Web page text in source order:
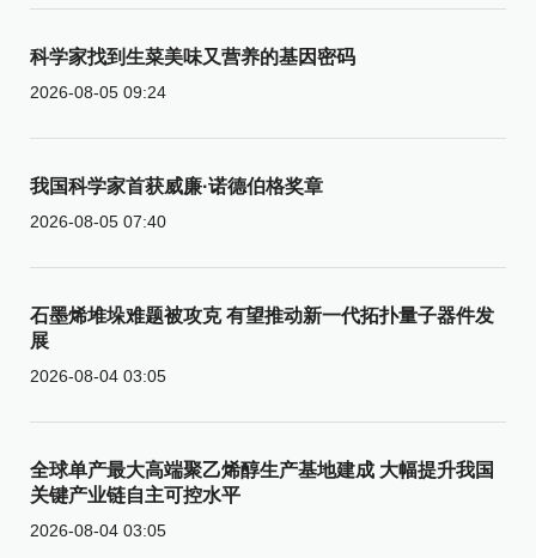
科学家找到生菜美味又营养的基因密码
2026-08-05 09:24
我国科学家首获威廉·诺德伯格奖章
2026-08-05 07:40
石墨烯堆垛难题被攻克 有望推动新一代拓扑量子器件发
展
2026-08-04 03:05
全球单产最大高端聚乙烯醇生产基地建成 大幅提升我国
关键产业链自主可控水平
2026-08-04 03:05